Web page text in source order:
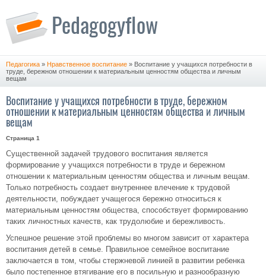
Педагогика » Нравственное воспитание » Воспитание у учащихся потребности в
труде, бережном отношении к материальным ценностям общества и личным
вещам
Воспитание у учащихся потребности в труде, бережном
отношении к материальным ценностям общества и личным
вещам
Страница 1
Существенной задачей трудового воспитания является
формирование у учащихся потребности в труде и бережном
отношении к материальным ценностям общества и личным вещам.
Только потребность создает внутреннее влечение к трудовой
деятельности, побуждает учащегося бережно относиться к
материальным ценностям общества, способствует формированию
таких личностных качеств, как трудолюбие и бережливость.
Успешное решение этой проблемы во многом зависит от характера
воспитания детей в семье. Правильное семейное воспитание
заключается в том, чтобы стержневой линией в развитии ребенка
было постепенное втягивание его в посильную и разнообразную